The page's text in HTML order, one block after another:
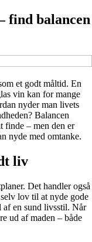
find balancen
et godt måltid. En
vin kan for mange
nyder man livets
Balancen
finde – men den er
nyde med omtanke.
liv
Det handler også
lov til at nyde gode
af en sund livsstil. Når
ud af maden – både